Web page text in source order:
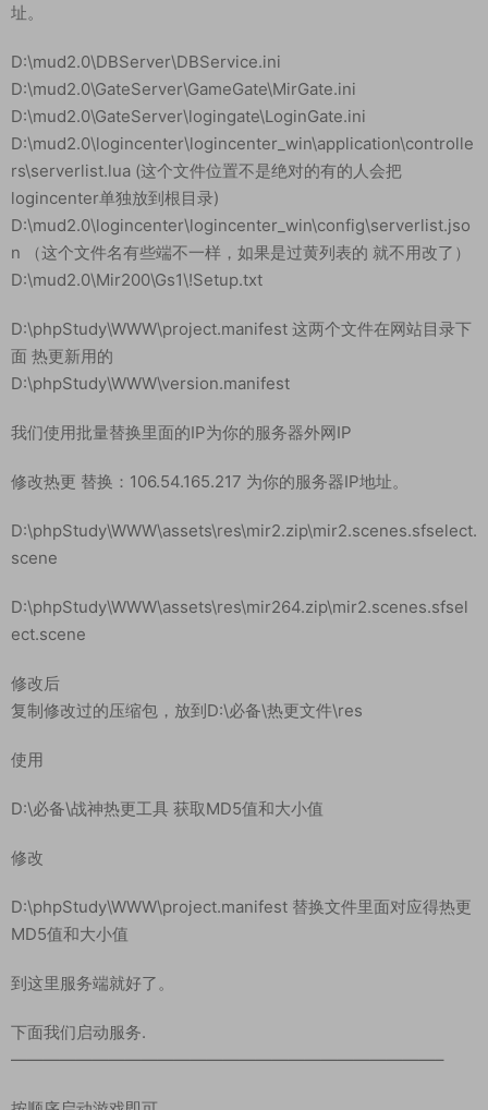
址。
D:\mud2.0\DBServer\DBService.ini
D:\mud2.0\GateServer\GameGate\MirGate.ini
D:\mud2.0\GateServer\logingate\LoginGate.ini
D:\mud2.0\logincenter\logincenter_win\application\controlle
rs\serverlist.lua (这个文件位置不是绝对的有的人会把
logincenter单独放到根目录)
D:\mud2.0\logincenter\logincenter_win\config\serverlist.jso
n （这个文件名有些端不一样，如果是过黄列表的 就不用改了）
D:\mud2.0\Mir200\Gs1\!Setup.txt
D:\phpStudy\WWW\project.manifest 这两个文件在网站目录下
面 热更新用的
D:\phpStudy\WWW\version.manifest
我们使用批量替换里面的IP为你的服务器外网IP
修改热更 替换：106.54.165.217 为你的服务器IP地址。
D:\phpStudy\WWW\assets\res\mir2.zip\mir2.scenes.sfselect.
scene
D:\phpStudy\WWW\assets\res\mir264.zip\mir2.scenes.sfsel
ect.scene
修改后
复制修改过的压缩包，放到D:\必备\热更文件\res
使用
D:\必备\战神热更工具 获取MD5值和大小值
修改
D:\phpStudy\WWW\project.manifest 替换文件里面对应得热更
MD5值和大小值
到这里服务端就好了。
下面我们启动服务.
——————————————————————————–